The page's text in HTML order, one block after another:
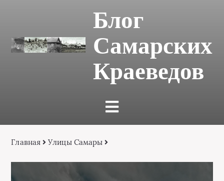
Блог
Самарских
Краеведов
Главная Улицы Самары